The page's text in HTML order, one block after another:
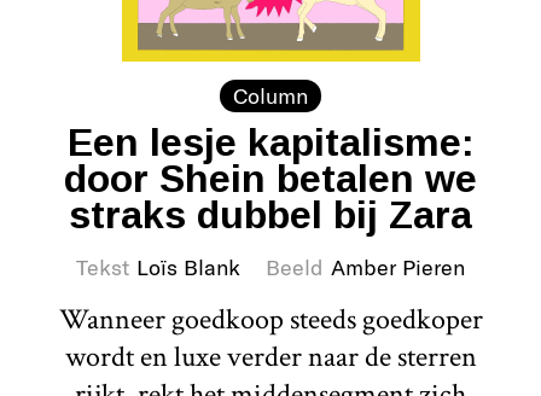
Column
Een lesje kapitalisme:
door Shein betalen we
straks dubbel bij Zara
Tekst Loïs Blank Beeld Amber Pieren
Wanneer goedkoop steeds goedkoper
wordt en luxe verder naar de sterren